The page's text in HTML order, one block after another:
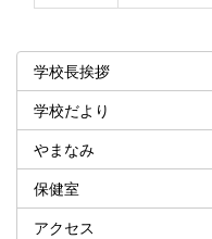
学校長挨拶
学校だより
やまなみ
保健室
アクセス